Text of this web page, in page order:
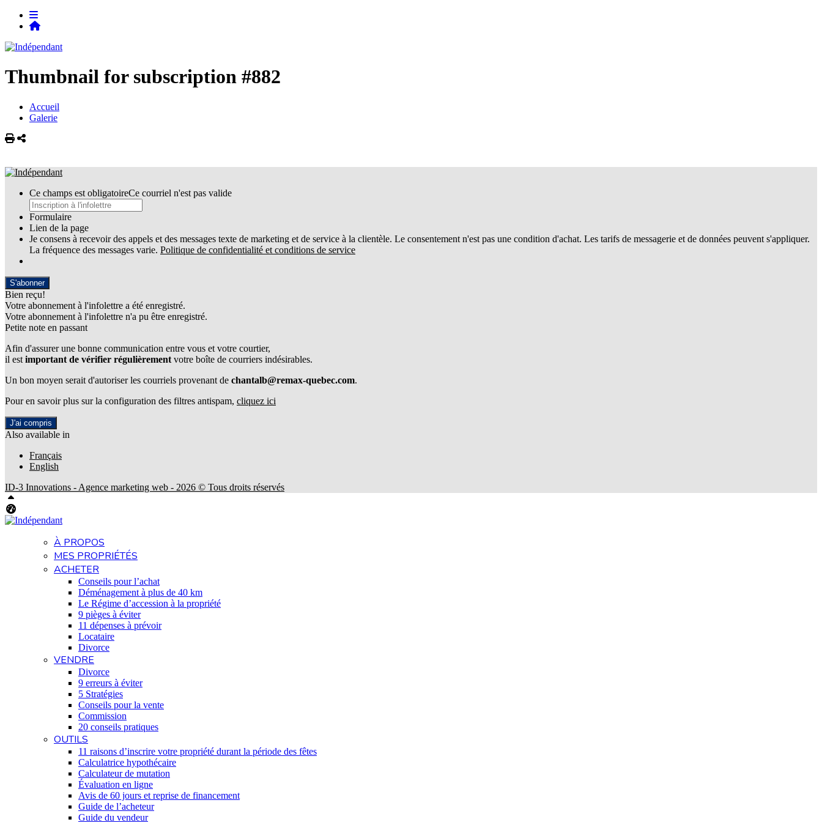
Thumbnail for subscription #882
Accueil
Galerie
Imprimer
Partager
Ce champs est obligatoireCe courriel n'est pas valide
Formulaire
Lien de la page
Je consens à recevoir des appels et des messages texte de marketing et de service à la clientèle. Le consentement n'est pas une condition d'achat. Les tarifs de messagerie et de données peuvent s'appliquer.
La fréquence des messages varie. Politique de confidentialité et conditions de service
S'abonner
Bien reçu!
Votre abonnement à l'infolettre a été enregistré.
Votre abonnement à l'infolettre n'a pu être enregistré.
Petite note en passant
Afin d'assurer une bonne communication entre vous et votre courtier,
il est important de vérifier régulièrement votre boîte de courriers indésirables.
Un bon moyen serait d'autoriser les courriels provenant de chantalb@remax-quebec.com.
Pour en savoir plus sur la configuration des filtres antispam, cliquez ici
J'ai compris
Also available in
Français
English
ID-3 Innovations - Agence marketing web - 2026 © Tous droits réservés
À PROPOS
MES PROPRIÉTÉS
ACHETER
Conseils pour l’achat
Déménagement à plus de 40 km
Le Régime d’accession à la propriété
9 pièges à éviter
11 dépenses à prévoir
Locataire
Divorce
VENDRE
Divorce
9 erreurs à éviter
5 Stratégies
Conseils pour la vente
Commission
20 conseils pratiques
OUTILS
11 raisons d’inscrire votre propriété durant la période des fêtes
Calculatrice hypothécaire
Calculateur de mutation
Évaluation en ligne
Avis de 60 jours et reprise de financement
Guide de l’acheteur
Guide du vendeur